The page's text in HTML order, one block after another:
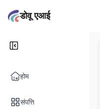
डोवू एआई
होम
संपत्ति